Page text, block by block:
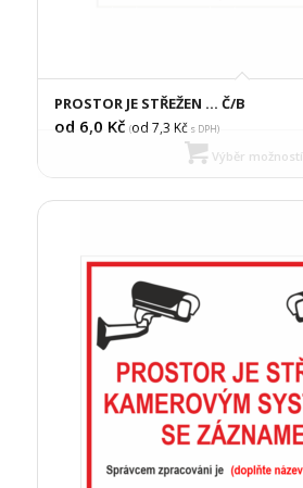
PROSTOR JE STŘEŽEN … Č/B
od 6,0 Kč (od 7,3 Kčs DPH)
Výběr možností